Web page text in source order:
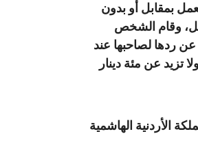
بمقابل أو بدون
وقام الشخص
عن ردها لصاحبها عند
تزيد عن مئة دينار
الأردنية الهاشمية